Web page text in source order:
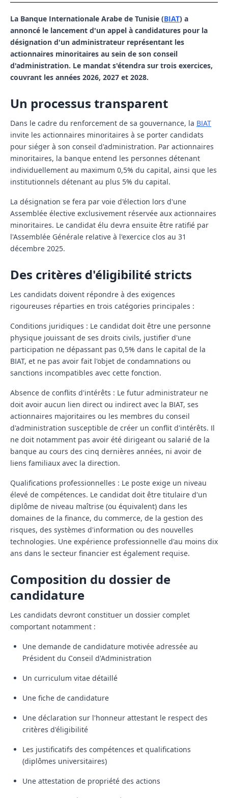
La Banque Internationale Arabe de Tunisie (BIAT) a
annoncé le lancement d'un appel à candidatures pour la
désignation d'un administrateur représentant les
actionnaires minoritaires au sein de son conseil
d'administration. Le mandat s'étendra sur trois exercices,
couvrant les années 2026, 2027 et 2028.
Un processus transparent
Dans le cadre du renforcement de sa gouvernance, la BIAT
invite les actionnaires minoritaires à se porter candidats
pour siéger à son conseil d'administration. Par actionnaires
minoritaires, la banque entend les personnes détenant
individuellement au maximum 0,5% du capital, ainsi que les
institutionnels détenant au plus 5% du capital.
La désignation se fera par voie d'élection lors d'une
Assemblée élective exclusivement réservée aux actionnaires
minoritaires. Le candidat élu devra ensuite être ratifié par
l'Assemblée Générale relative à l'exercice clos au 31
décembre 2025.
Des critères d'éligibilité stricts
Les candidats doivent répondre à des exigences
rigoureuses réparties en trois catégories principales :
Conditions juridiques : Le candidat doit être une personne
physique jouissant de ses droits civils, justifier d'une
participation ne dépassant pas 0,5% dans le capital de la
BIAT, et ne pas avoir fait l'objet de condamnations ou
sanctions incompatibles avec cette fonction.
Absence de conflits d'intérêts : Le futur administrateur ne
doit avoir aucun lien direct ou indirect avec la BIAT, ses
actionnaires majoritaires ou les membres du conseil
d'administration susceptible de créer un conflit d'intérêts. Il
ne doit notamment pas avoir été dirigeant ou salarié de la
banque au cours des cinq dernières années, ni avoir de
liens familiaux avec la direction.
Qualifications professionnelles : Le poste exige un niveau
élevé de compétences. Le candidat doit être titulaire d'un
diplôme de niveau maîtrise (ou équivalent) dans les
domaines de la finance, du commerce, de la gestion des
risques, des systèmes d'information ou des nouvelles
technologies. Une expérience professionnelle d'au moins dix
ans dans le secteur financier est également requise.
Composition du dossier de
candidature
Les candidats devront constituer un dossier complet
comportant notamment :
Une demande de candidature motivée adressée au
Président du Conseil d'Administration
Un curriculum vitae détaillé
Une fiche de candidature
Une déclaration sur l'honneur attestant le respect des
critères d'éligibilité
Les justificatifs des compétences et qualifications
(diplômes universitaires)
Une attestation de propriété des actions